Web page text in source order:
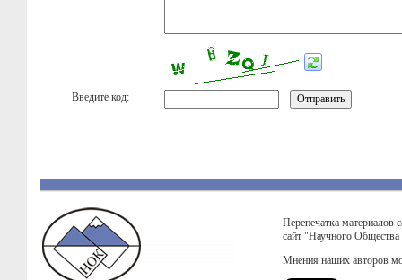
Введите код:
Перепечатка материалов
сайт "Научного
Мнения наших авторов